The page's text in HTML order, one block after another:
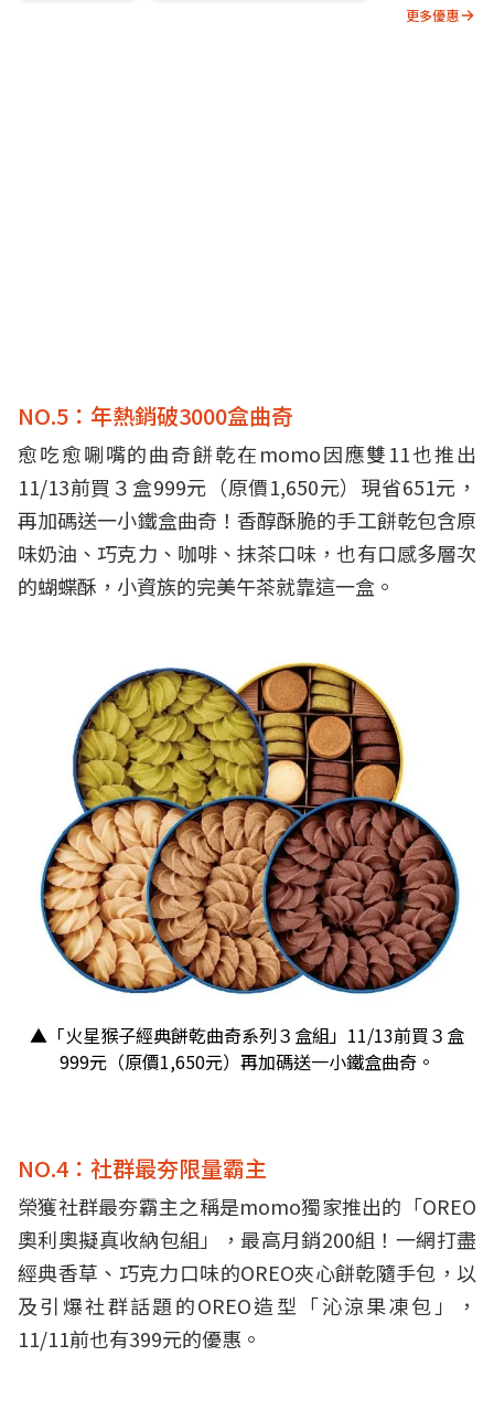
更多優惠
NO.5：年熱銷破3000盒曲奇
愈吃愈唰嘴的曲奇餅乾在momo因應雙11也推出
11/13前買３盒999元（原價1,650元）現省651元，
再加碼送一小鐵盒曲奇！香醇酥脆的手工餅乾包含原
味奶油、巧克力、咖啡、抹茶口味，也有口感多層次
的蝴蝶酥，小資族的完美午茶就靠這一盒。
▲「火星猴子經典餅乾曲奇系列３盒組」11/13前買３盒
999元（原價1,650元）再加碼送一小鐵盒曲奇。
NO.4：社群最夯限量霸主
榮獲社群最夯霸主之稱是momo獨家推出的「OREO
奧利奧擬真收納包組」，最高月銷200組！一網打盡
經典香草、巧克力口味的OREO夾心餅乾隨手包，以
及引爆社群話題的OREO造型「沁涼果凍包」，
11/11前也有399元的優惠。